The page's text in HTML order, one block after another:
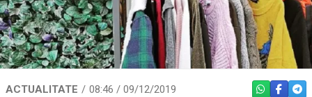
ACTUALITATE 08:46 / 09/12/2019 WHATSAPP